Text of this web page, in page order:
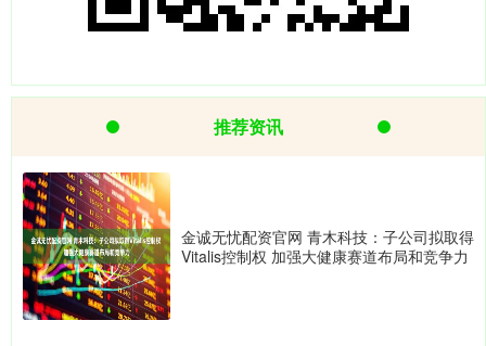
推荐资讯
金诚无忧配资官网 青木科技：子公司拟取得
Vitalis控制权 加强大健康赛道布局和竞争力